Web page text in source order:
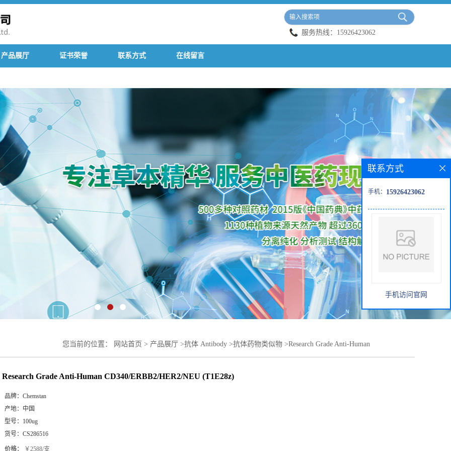
服务热线： 15926423062
产品展厅 证书荣誉 联系方式 在线留言
您当前的位置： 网站首页 > 产品展厅 >抗体 Antibody >抗体药物类似物 >Research Grade Anti-Human
Research Grade Anti-Human CD340/ERBB2/HER2/NEU (T1E28z)
品牌： Chemstan
产地： 中国
型号： 100ug
货号： CS286516
价格： ￥2588/支
联系方式
手机： 15926423062
手机访问官网